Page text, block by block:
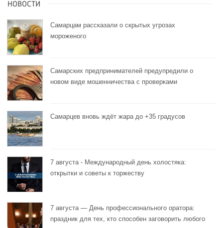
НОВОСТИ
Самарцам рассказали о скрытых угрозах
мороженого
Самарских предпринимателей предупредили о
новом виде мошенничества с проверками
Самарцев вновь ждёт жара до +35 градусов
7 августа - Международный день холостяка:
открытки и советы к торжеству
7 августа — День профессионального оратора:
праздник для тех, кто способен заговорить любого